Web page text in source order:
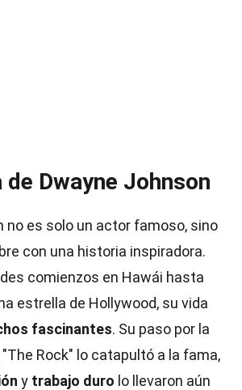
de Dwayne Johnson
no es solo un actor famoso, sino
con una historia inspiradora.
comienzos en Hawái hasta
estrella de Hollywood, su vida
fascinantes. Su paso por la
Rock" lo catapultó a la fama,
y trabajo duro lo llevaron aún